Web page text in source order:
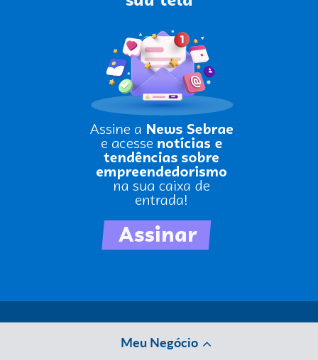
Meu Negócio